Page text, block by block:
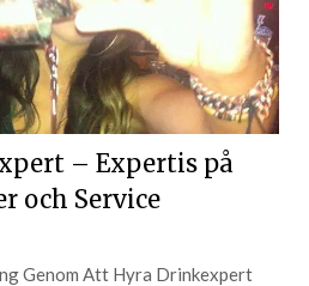
– Expertis på
och Service
Genom Att Hyra Drinkexpert